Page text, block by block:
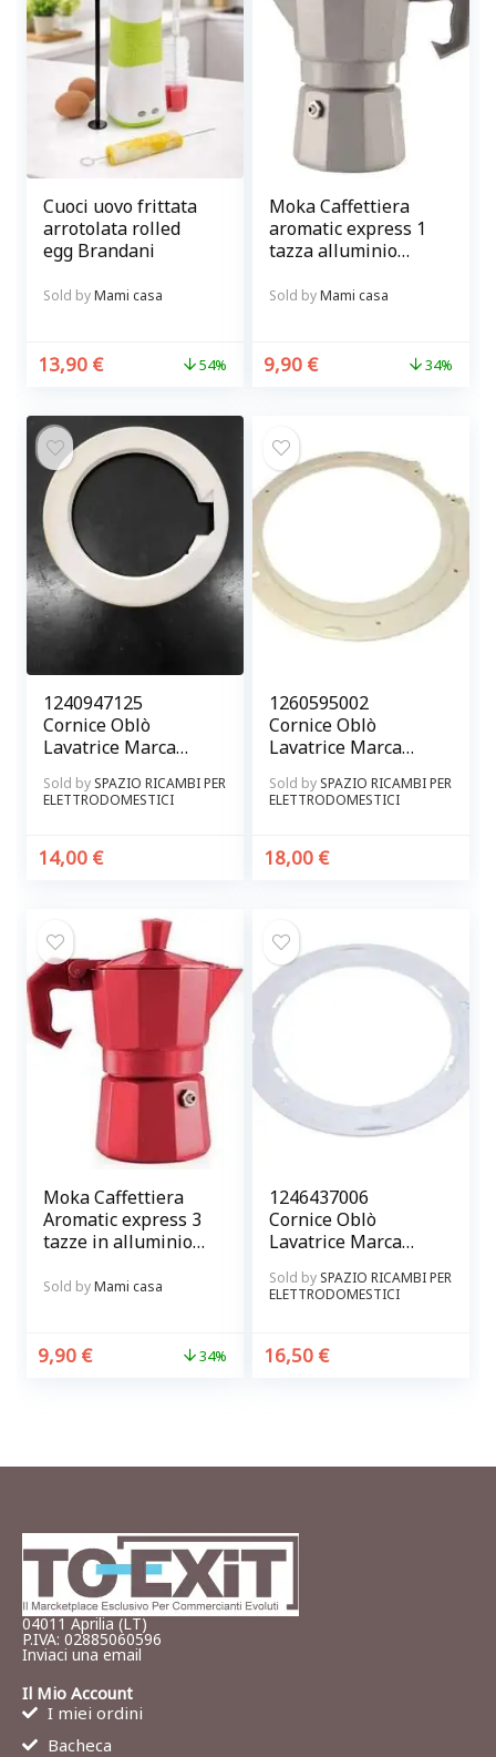
Cuoci uovo frittata
arrotolata rolled
egg Brandani
Sold byMami casa
13,90 € 54%
Moka Caffettiera
aromatic express 1
tazza alluminio
Sold byMami casa
9,90 € 34%
1240947125
Cornice Oblò
Lavatrice Marca
Originale
Sold by SPAZIO RICAMBI PER
ELETTRODOMESTICI
14,00 €
1260595002
Cornice Oblò
Lavatrice Marca
Zoppas Originale
Sold by SPAZIO RICAMBI PER
ELETTRODOMESTICI
18,00 €
Moka Caffettiera
Aromatic express 3
tazze in alluminio
Sold byMami casa
9,90 € 34%
1246437006
Cornice Oblò
Lavatrice Marca
Originale
Sold by SPAZIO RICAMBI PER
ELETTRODOMESTICI
16,50 €
04011 Aprilia (LT)
P.IVA: 02885060596
Inviaci una email
Il Mio Account
I miei ordini
Bacheca